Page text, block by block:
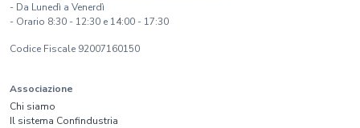
- Da Lunedì a Venerdì
- Orario 8:30 - 12:30 e 14:00 - 17:30
Codice Fiscale 92007160150
Associazione
Chi siamo
Il sistema Confindustria